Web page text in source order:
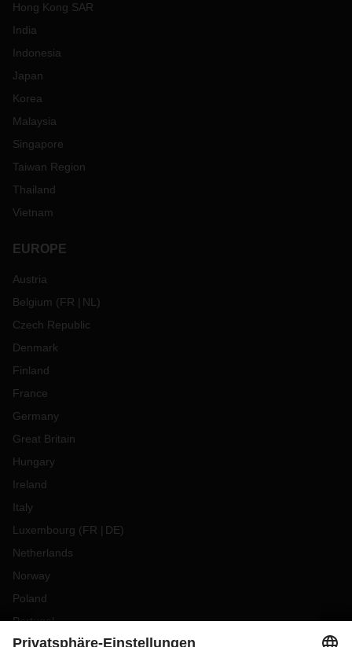
Hong Kong SAR
India
Indonesia
Japan
Korea
Malaysia
Singapore
Taiwan Region
Thailand
Vietnam
EUROPE
Austria
Belgium (FR NL )
Czech Republic
Denmark
Finland
France
Germany
Great Britain
Hungary
Ireland
Italy
Luxembourg (FR DE)
Netherlands
Norway
Poland
Portugal
Romania